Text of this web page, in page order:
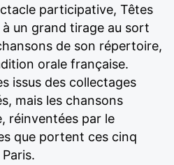
participative, Têtes
un grand tirage au sort
de son répertoire,
orale française.
issus des collectages
mais les chansons
réinventées par le
que portent ces cinq